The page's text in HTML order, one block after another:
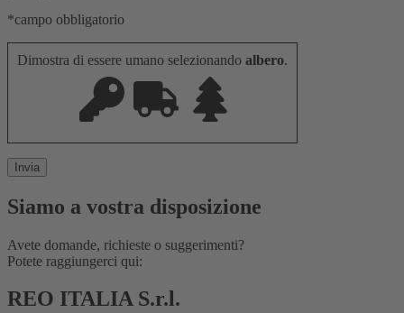
*campo obbligatorio
Dimostra di essere umano selezionando albero.
Siamo a vostra disposizione
Avete domande, richieste o suggerimenti?
Potete raggiungerci qui:
REO ITALIA S.r.l.